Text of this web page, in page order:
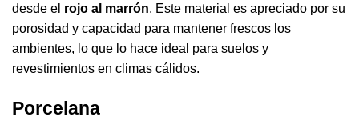
desde el rojo al marrón. Este material es apreciado por su
porosidad y capacidad para mantener frescos los
ambientes, lo que lo hace ideal para suelos y
revestimientos en climas cálidos.
Porcelana